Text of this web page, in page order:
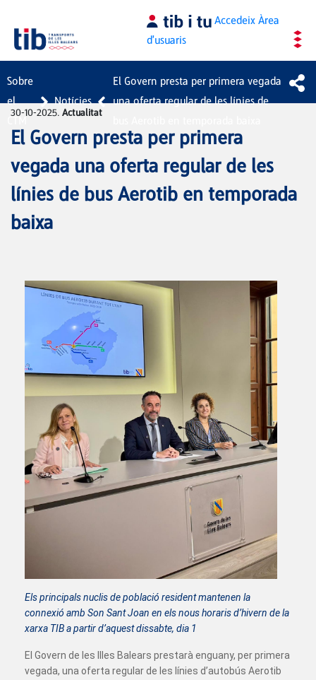
AccedeixÀrea
d'usuaris
Sobre
el
CTM
Notícies
El Govern presta per primera vegada
una oferta regular de les línies de
30-10-2025. Actualitat
El Govern presta per primera
vegada una oferta regular de les
línies de bus Aerotib en temporada
baixa
Els principals nuclis de població resident mantenen la
connexió amb Son Sant Joan en els nous horaris d’hivern de la
xarxa TIB a partir d’aquest dissabte, dia 1
El Govern de les Illes Balears prestarà enguany, per primera
vegada, una oferta regular de les línies d’autobús Aerotib